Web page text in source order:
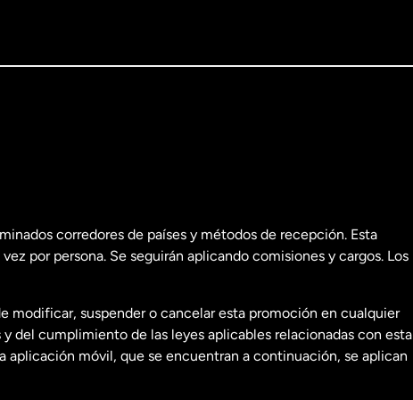
corredores de países y métodos de recepción. Esta
por persona. Se seguirán aplicando comisiones y cargos. Los
modificar, suspender o cancelar esta promoción en cualquier
del cumplimiento de las leyes aplicables relacionadas con esta
móvil, que se encuentran a continuación, se aplican